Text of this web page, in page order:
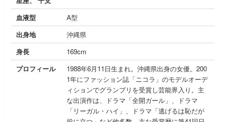
血液型
A型
出身地
沖縄県
身長
169cm
プロフィール
1988年6月11日生まれ。沖縄県出身の女優。200
1年にファッション誌「ニコラ」のモデルオーデ
ィションでグランプリを受賞し芸能界入り。主
な出演作は、ドラマ「全開ガール」、ドラマ
「リーガル・ハイ」、ドラマ「逃げるは恥だが